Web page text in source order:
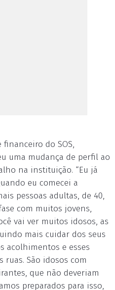
do SOS,
uma mudança de perfil ao
na instituição. “Eu já
eu comecei a
pessoas adultas, de 40,
com muitos jovens,
vai ver muitos idosos, as
mais cuidar dos seus
acolhimentos e esses
ruas. São idosos com
que não deveriam
preparados para isso,